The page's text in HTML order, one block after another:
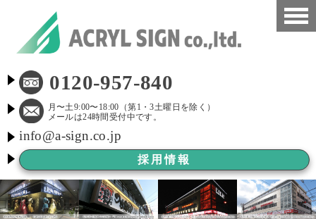
看板施工事例
会社概要
LED看板
看板施工ブログ
0120-957-840
月〜土9:00〜18:00（第1・3土曜日を除く）
メールは24時間受付中です。
info@a-sign.co.jp
採用情報